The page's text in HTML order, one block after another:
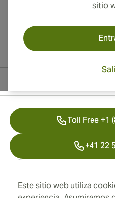
Este sitio web utiliza
sitio
Toll Free +1
+41 22